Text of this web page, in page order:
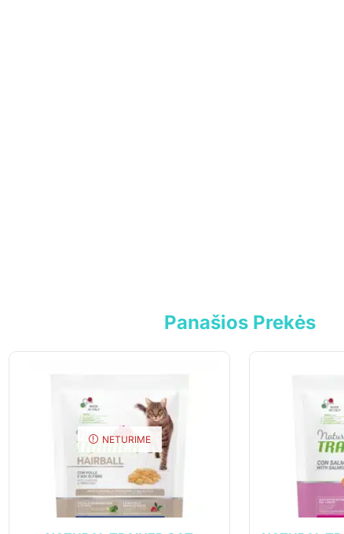
Panašios Prekės
NETURIME
Informacija
Mano paskyra